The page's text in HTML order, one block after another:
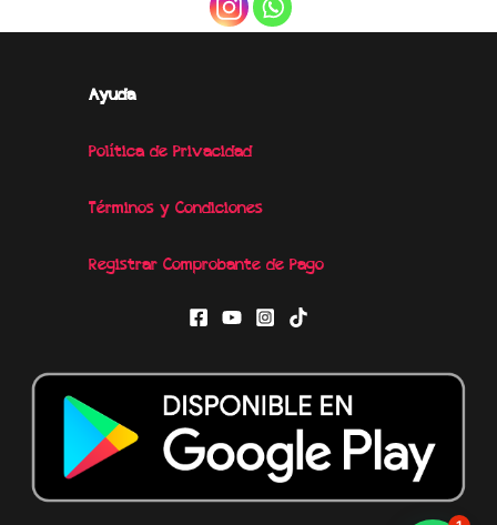
Ayuda
Política de Privacidad
Términos y Condiciones
Registrar Comprobante de Pago